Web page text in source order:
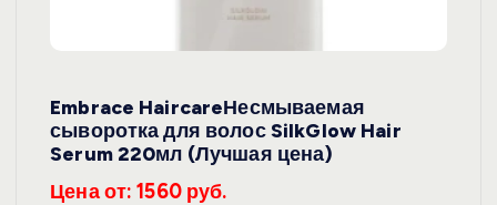
Embrace HaircareНесмываемая
сыворотка для волос SilkGlow Hair
Serum 220мл (Лучшая цена)
Цена от: 1560 руб.